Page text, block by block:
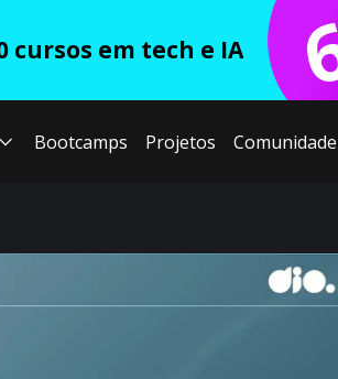
cursos em tech e IA
Bootcamps Projetos Comunidade